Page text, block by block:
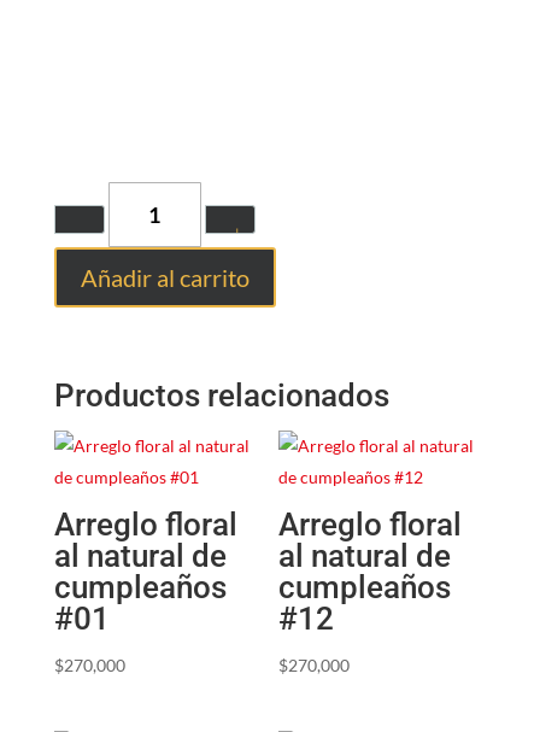
Añadir al carrito
Productos relacionados
Arreglo floral
al natural de
cumpleaños
#01
$270,000
Arreglo floral
al natural de
cumpleaños
#12
$270,000